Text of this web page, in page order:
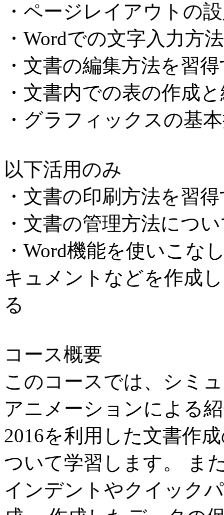
・ページレイアウトの
・Wordでの文字入力方
・文書の編集方法を習
・文書内での表の作成
・グラフィックスの基
以下活用のみ
・文書の印刷方法を習
・文書の管理方法につ
・Word機能を使いこな
キュメントなどを作成
る
コース概要
このコースでは、シミ
アニメーションによる
2016を利用した文書作
ついて学習します。 ま
インデントやクイック